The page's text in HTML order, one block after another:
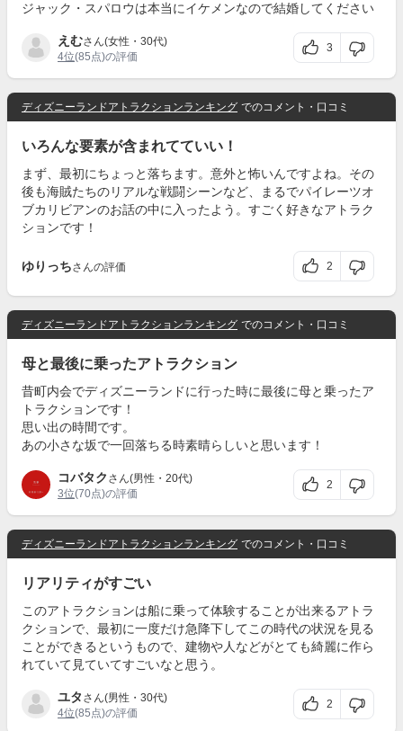
ジャック・スパロウは本当にイケメンなので結婚してください
えむさん(女性・30代)
4位(85点)の評価
3
ディズニーランドアトラクションランキング でのコメント・口コミ
いろんな要素が含まれてていい！
まず、最初にちょっと落ちます。意外と怖いんですよね。その
後も海賊たちのリアルな戦闘シーンなど、まるでパイレーツオ
ブカリビアンのお話の中に入ったよう。すごく好きなアトラク
ションです！
ゆりっちさんの評価 2
ディズニーランドアトラクションランキング でのコメント・口コミ
母と最後に乗ったアトラクション
昔町内会でディズニーランドに行った時に最後に母と乗ったア
トラクションです！
思い出の時間です。
あの小さな坂で一回落ちる時素晴らしいと思います！
コバタク さん(男性・20代)
3位(70点)の評価
2
ディズニーランドアトラクションランキング でのコメント・口コミ
リアリティがすごい
このアトラクションは船に乗って体験することが出来るアトラ
クションで、最初に一度だけ急降下してこの時代の状況を見る
ことができるというもので、建物や人などがとても綺麗に作ら
れていて見ていてすごいなと思う。
ユタ さん(男性・30代)
4位(85点)の評価
2